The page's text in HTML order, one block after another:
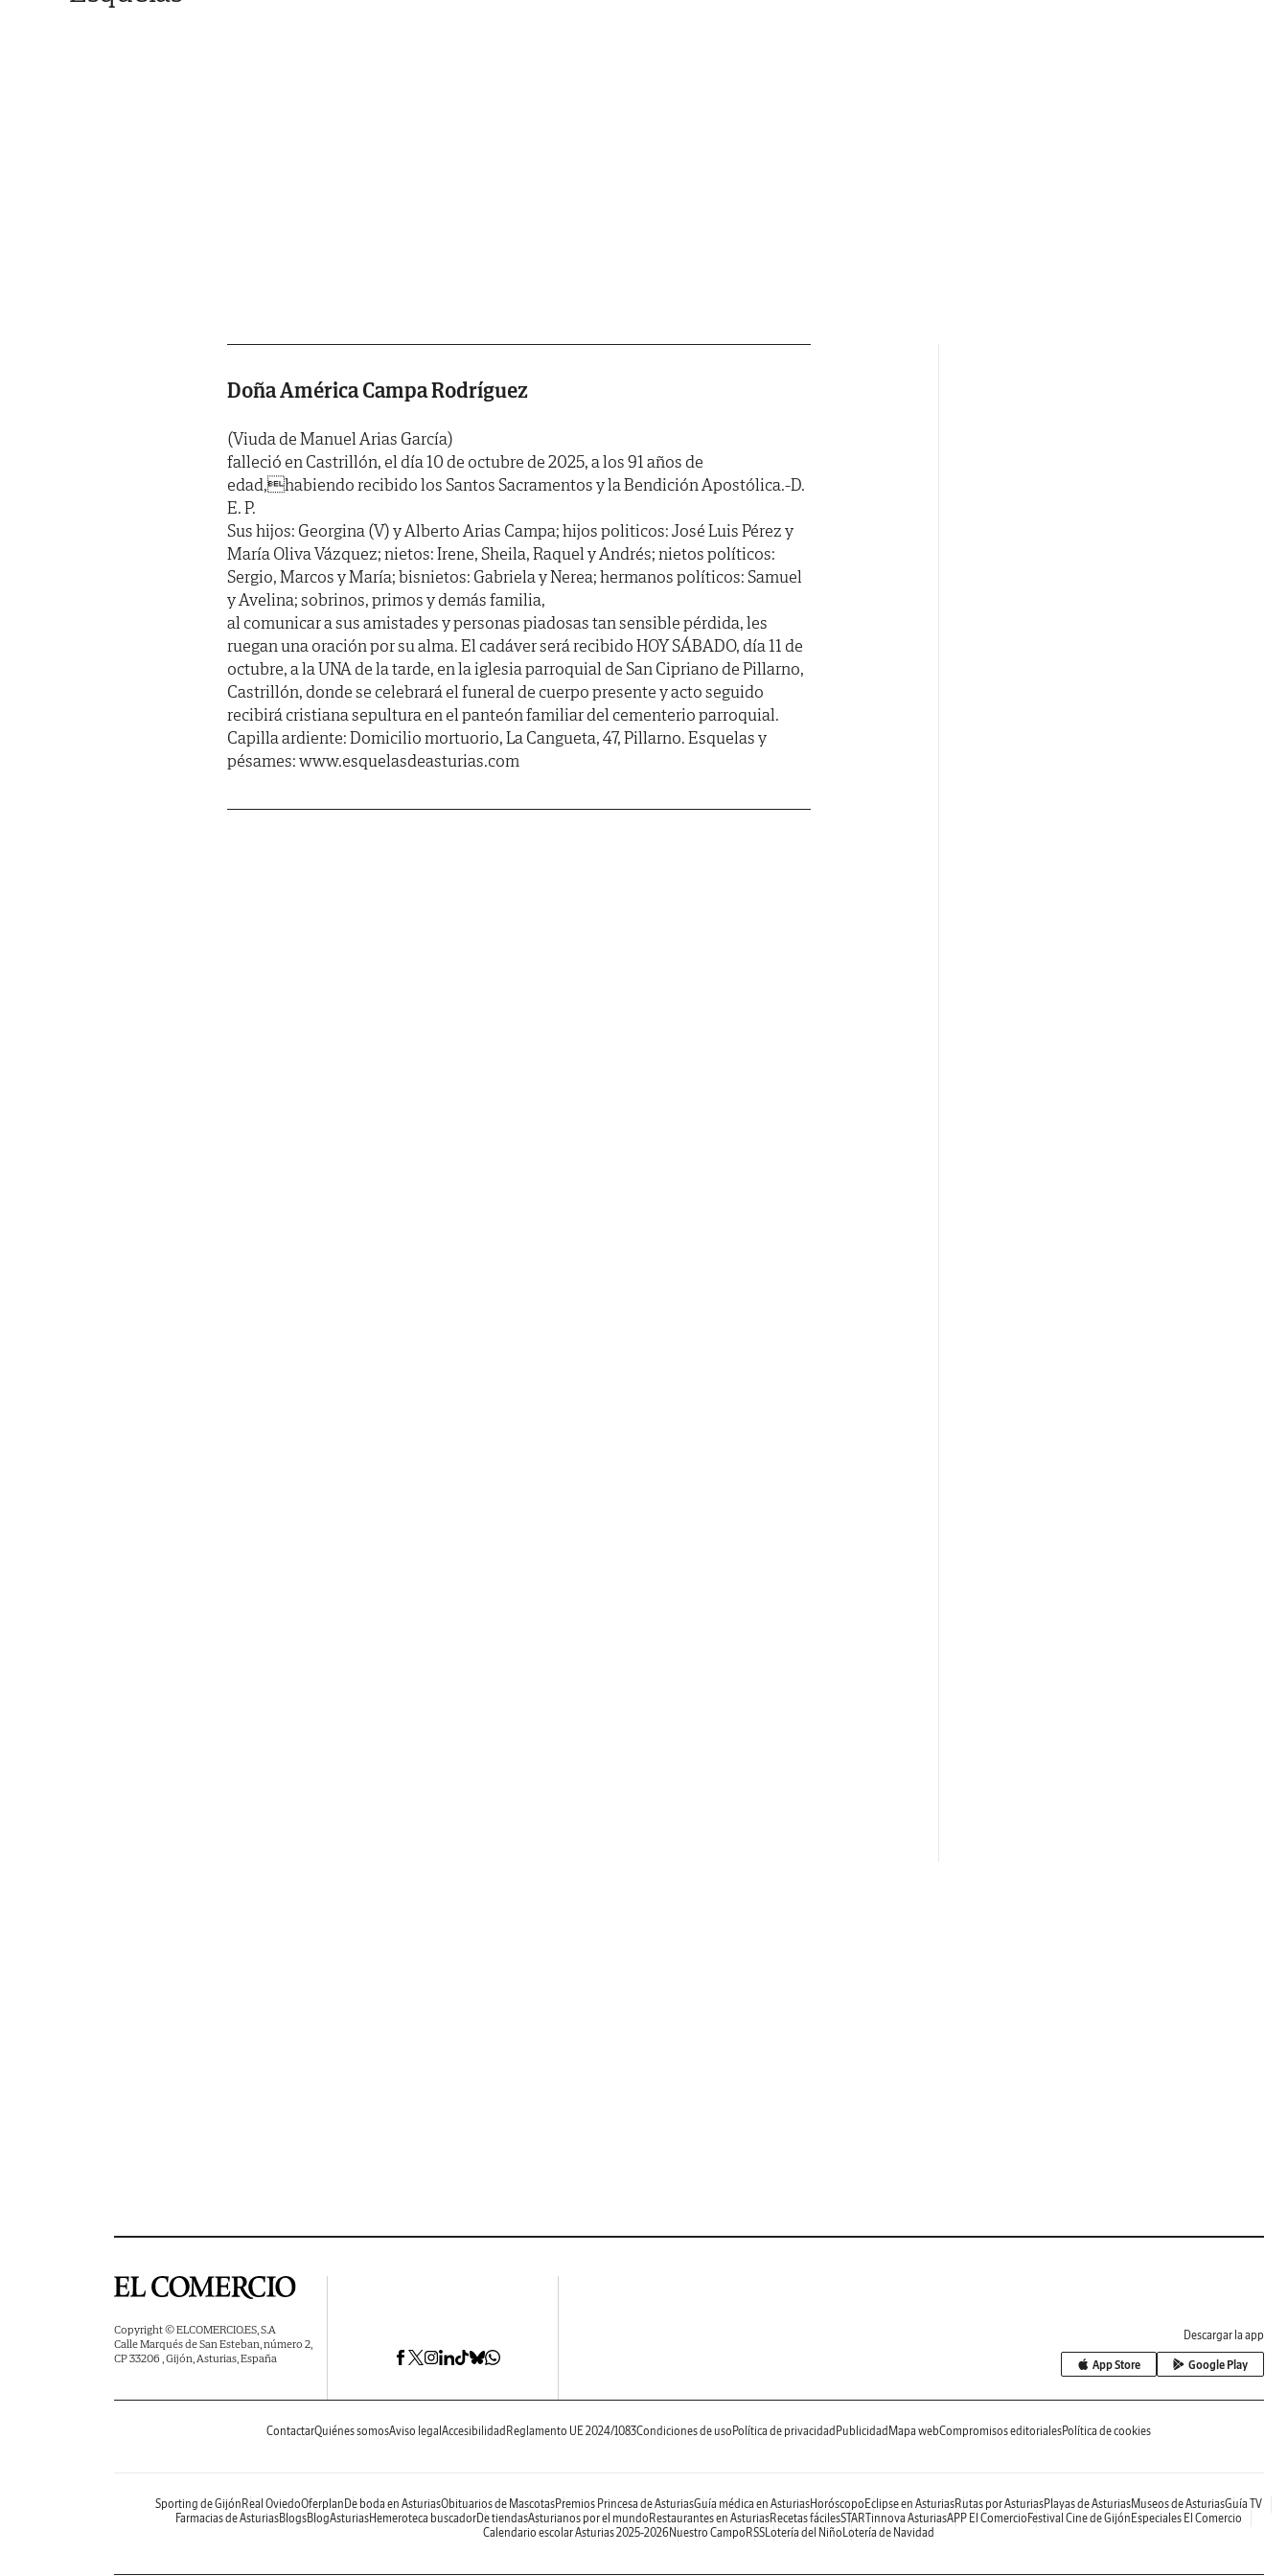
Doña América Campa Rodríguez
(Viuda de Manuel Arias García)
falleció en Castrillón, el día 10 de octubre de 2025, a los 91 años de
edad,habiendo recibido los Santos Sacramentos y la Bendición Apostólica.-D.
E. P.
Sus hijos: Georgina (V) y Alberto Arias Campa; hijos politicos: José Luis Pérez y
María Oliva Vázquez; nietos: Irene, Sheila, Raquel y Andrés; nietos políticos:
Sergio, Marcos y María; bisnietos: Gabriela y Nerea; hermanos políticos: Samuel
y Avelina; sobrinos, primos y demás familia,
al comunicar a sus amistades y personas piadosas tan sensible pérdida, les
ruegan una oración por su alma. El cadáver será recibido HOY SÁBADO, día 11 de
octubre, a la UNA de la tarde, en la iglesia parroquial de San Cipriano de Pillarno,
Castrillón, donde se celebrará el funeral de cuerpo presente y acto seguido
recibirá cristiana sepultura en el panteón familiar del cementerio parroquial.
Capilla ardiente: Domicilio mortuorio, La Cangueta, 47, Pillarno. Esquelas y
pésames: www.esquelasdeasturias.com
Copyright © ELCOMERCIO.ES, S.A
Calle Marqués de San Esteban, número 2,
CP 33206 , Gijón, Asturias, España
Descargar la app
App Store Google Play
ContactarQuiénes somosAviso legal Accesibilidad Reglamento UE 2024/1083Condiciones de uso Política de privacidad Publicidad Mapa webCompromisos editorialesPolítica de cookies
Sporting de Gijón Real OviedoOferplan De boda en AsturiasObituarios de MascotasPremios Princesa de AsturiasGuía médica en AsturiasHoróscopo Eclipse en AsturiasRutas por AsturiasPlayas de AsturiasMuseos de AsturiasGuía TV
Farmacias de AsturiasBlogsBlogAsturiasHemeroteca buscadorDe tiendasAsturianos por el mundo Restaurantes en AsturiasRecetas fácilesSTARTinnova AsturiasAPP El Comercio Festival Cine de Gijón Especiales El Comercio
Calendario escolar Asturias 2025-2026Nuestro Campo RSSLotería del Niño Lotería de Navidad